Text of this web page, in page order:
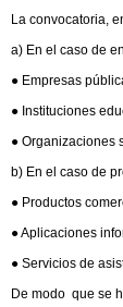
La convocatoria,
a) En el caso de
● Empresas
● Instituciones
● Organizaciones
b) En el caso de
● Productos
● Aplicaciones
● Servicios de
De modo que se